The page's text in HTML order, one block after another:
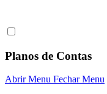
Planos de Contas
Abrir Menu Fechar Menu